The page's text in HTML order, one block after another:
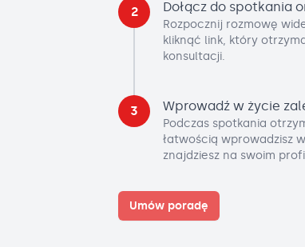
2 Dołącz do spotkania
Rozpocznij rozmowę
kliknąć link, który
konsultacji.
3 Wprowadź w życie
Podczas spotkania
łatwością wprowadzisz
znajdziesz na swoim
Umów poradę